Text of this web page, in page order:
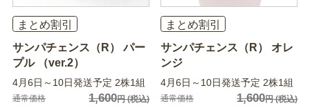
まとめ割引
サンパチェンス（R） パー
プル （ver.2）
4月6日～10日発送予定 2株1組
通常価格 1,600円(税込)
まとめ割引
サンパチェンス（R） オレ
ンジ
4月6日～10日発送予定 2株1組
通常価格 1,600円(税込)